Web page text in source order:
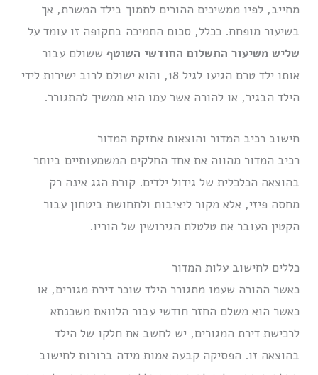
מחייב, לפיו ממשיכים ההורים לתמוך בילד המשרת, אך
בשיעור מופחת. ככלל, סכום התמיכה בתקופה זו עומד על
שליש משיעור התשלום החודשי השוטף ששולם עבור
אותו ילד טרם הגיעו לגיל 18, והוא ישולם לרוב ישירות לידי
הילד הבגיר, או להורה אשר עמו הוא ממשיך להתגורר.
חישוב רכיב המדור והוצאות אחזקת המדור
רכיב המדור מהווה את אחד החלקים המשמעותיים ביותר
בהוצאה הכלכלית של גידול ילדים. קורת הגג אינה רק
מחסה פיזי, אלא מקור ליציבות ולתחושת ביטחון עבור
הקטין העובר את טלטלת הגירושין של הוריו.
כללים לחישוב עלות המדור
כאשר ההורה שעמו מתגורר הילד שוכר דירת מגורים, או
כאשר הוא משלם החזר חודשי עבור הלוואת משכנתא
לרכישת דירת המגורים, יש לחשב את חלקו של הילד
בהוצאה זו. הפסיקה קבעה אמות מידה ברורות לחישוב